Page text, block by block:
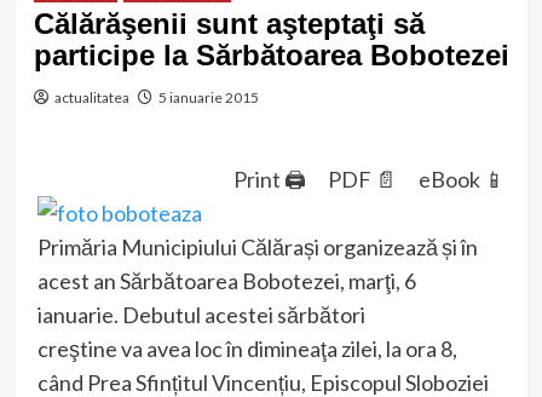
Călărăşenii sunt aşteptaţi să
participe la Sărbătoarea Bobotezei
actualitatea 5 ianuarie 2015
Print 🖨 PDF 📄 eBook 📱
Primăria Municipiului Călărași organizează și în
acest an Sărbătoarea Bobotezei, marţi, 6
ianuarie. Debutul acestei sărbători
creştine va avea loc în dimineaţa zilei, la ora 8,
când Prea Sfințitul Vincențiu, Episcopul Sloboziei